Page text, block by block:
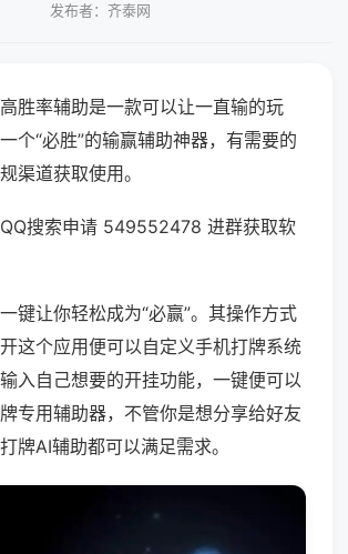
发布者：齐泰网
胜率辅助是一款可以让一直输的玩
个“必胜”的输赢辅助神器，有需要的
渠道获取使用。
搜索申请 549552478 进群获取软
键让你轻松成为“必赢”。其操作方式
这个应用便可以自定义手机打牌系统
入自己想要的开挂功能，一键便可以
专用辅助器，不管你是想分享给好友
牌AI辅助都可以满足需求。